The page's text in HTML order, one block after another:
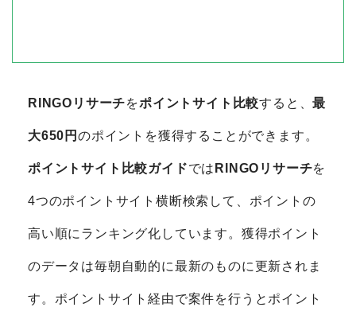
RINGOリサーチをポイントサイト比較すると、最
大650円 のポイントを獲得することができます。
ポイントサイト比較ガイドでは RINGOリサーチを
4つのポイントサイト横断検索して、ポイントの
高い順にランキング化しています。獲得ポイント
のデータは毎朝自動的に最新のものに更新されま
す。ポイントサイト経由で案件を行うとポイント